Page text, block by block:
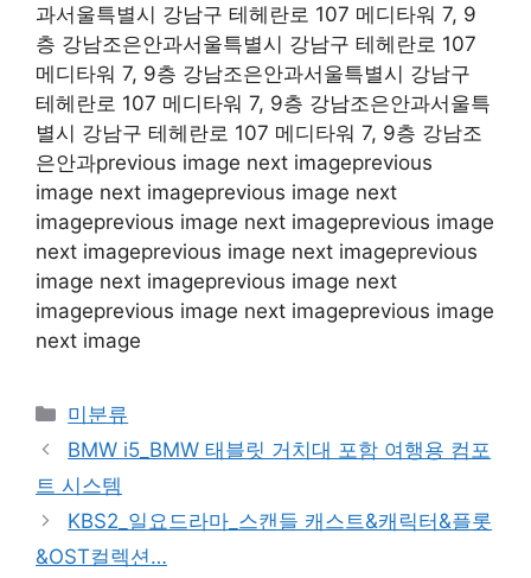
과서울특별시 강남구 테헤란로 107 메디타워 7, 9
층 강남조은안과서울특별시 강남구 테헤란로 107
메디타워 7, 9층 강남조은안과서울특별시 강남구
테헤란로 107 메디타워 7, 9층 강남조은안과서울특
별시 강남구 테헤란로 107 메디타워 7, 9층 강남조
은안과previous image next imageprevious
image next imageprevious image next
imageprevious image next imageprevious image
next imageprevious image next imageprevious
image next imageprevious image next
imageprevious image next imageprevious image
next image
Categories
미분류
BMW i5_BMW 태블릿 거치대 포함 여행용 컴포
트 시스템
KBS2_일요드라마_스캔들 캐스트&캐릭터&플롯
&OST컬렉션…